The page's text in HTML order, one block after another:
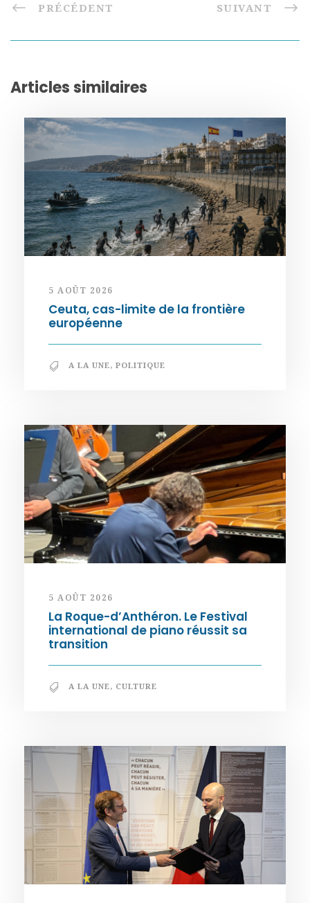
PRÉCÉDENT SUIVANT
Articles similaires
5 AOÛT 2026
Ceuta, cas-limite de la frontière
européenne
A LA UNE, POLITIQUE
5 AOÛT 2026
La Roque-d’Anthéron. Le Festival
international de piano réussit sa
transition
A LA UNE, CULTURE